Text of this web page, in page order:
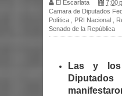
El Escarlata
7:00
Camara de Diputados
Política
PRI Nacional
Senado de la República
Las y los